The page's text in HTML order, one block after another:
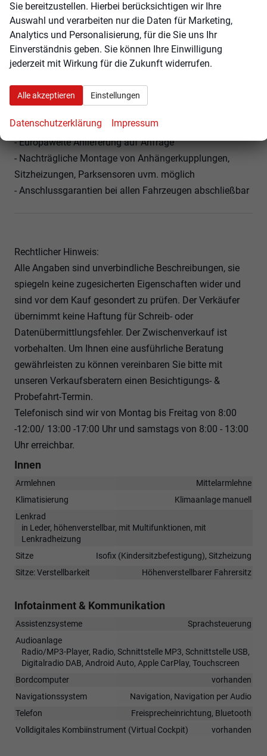
LED-Tagfahrlicht
Garantie
LED-Rückleuchten
LED Scheinwerfer
Was für den Kauf bei uns spricht:
ablösbar
- Europaweite Anlieferung auf Anfrage
- Nachträgliche Montage von Anhängerkupplungen,
Sitzheizungen, Parksensoren uvm. möglich
- Anschlussgarantien bei allen Fahrzeugen abschließbar
Rechtlicher Hinweis:
Alle Angaben sind unverbindliche Beschreibungen, sie
spiegeln keine zugesicherten Eigenschaften wider und
sind vor dem Kauf gesondert zu prüfen. Der Verkäufer
übernimmt keine Haftung für Schreib- oder
Datenübermittlungsfehler. Der Zwischenverkauf ist
vorbehalten. Um Ihnen eine ausführliche Beratung
gewährleisten zu können vereinbaren Sie bitte mit
unseren Verkaufsberatern einen Besichtigungs- &
Probefahrt-Termin.
Telefonisch sind wir von Montag bis Freitag von 8:00
-12:00/ 13:00 -17:00 Uhr und samstags von 8:00 - 13:00
Uhr erreichbar.
Innen
Armlehnen
Mittelarmlehne
Klimatisierung
Klimaanlage manuell
Lenkrad
in Leder, höhenverstellbar, mit Multifunktionen, mit
Lenkradheizung
Sitze
Isofix (Kindersitzbefestigung), Sitzheizung
Sitze: Verstellbarkeit
Höhenverstellbarer Fahrersitz
Infotainment & Kommunikation
Assistenzsysteme
Sprachsteuerung
Audioanlage
Radio/MP3-Player, Radio, Schnittstelle MP3, Schnittstelle USB,
Digitalradio DAB, Android Auto, Apple CarPlay, Touchscreen
Bordcomputer
vorhanden
Navigationssystem
Navigation, Navigation per Audio
Telefon
Freisprecheinrichtung, Bluetooth
Volldigitales Kombiinstrument (Virtual Cockpit)
vorhanden
Sie bereitzustellen. Hierbei berücksichtigen wir Ihre
Auswahl und verarbeiten nur die Daten für Marketing,
Analytics und Personalisierung, für die Sie uns Ihr
Einverständnis geben. Sie können Ihre Einwilligung
jederzeit mit Wirkung für die Zukunft widerrufen.
Alle akzeptieren Einstellungen
Datenschutzerklärung Impressum